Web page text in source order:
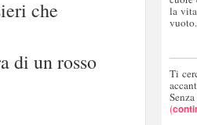
che
di un rosso
la
vuoto.
Ti
(